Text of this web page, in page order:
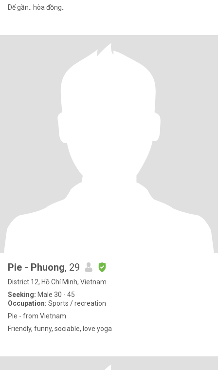
Dể gần.. hòa đồng..
Pie - Phuong, 29
District 12, Hồ Chí Minh, Vietnam
Seeking: Male 30 - 45
Occupation: Sports / recreation
Pie - from Vietnam
Friendly, funny, sociable, love yoga